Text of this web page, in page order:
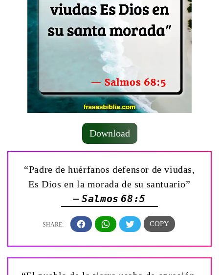
Download
“Padre de huérfanos defensor de viudas,
Es Dios en la morada de su santuario”
— Salmos 68:5